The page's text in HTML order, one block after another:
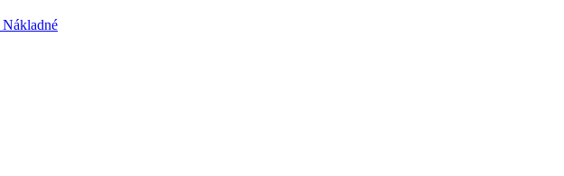
Nákladné